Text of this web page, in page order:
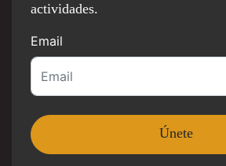
actividades.
Email